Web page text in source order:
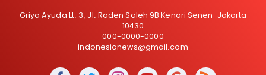
Griya Ayuda Lt. 3, Jl. Raden Saleh 9B Kenari Senen-Jakarta
10430
000-0000-0000
indonesianews@gmail.com